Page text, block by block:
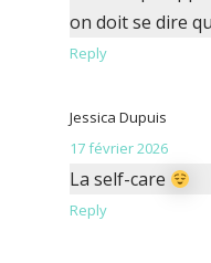
on doit se dire
Reply
Jessica Dupuis
17 février 2026
La self-care
Reply